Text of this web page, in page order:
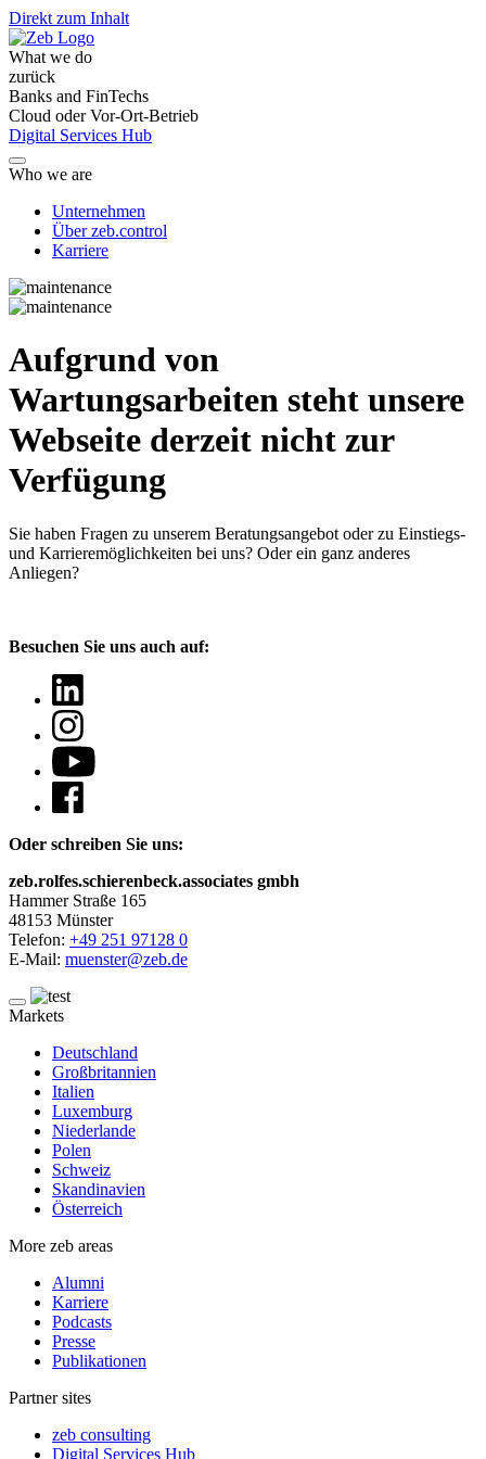
Direkt zum Inhalt
What we do
zurück
Banks and FinTechs
Cloud oder Vor-Ort-Betrieb
Digital Services Hub
Who we are
Unternehmen
Über zeb.control
Karriere
Aufgrund von
Wartungsarbeiten steht unsere
Webseite derzeit nicht zur
Verfügung
Sie haben Fragen zu unserem Beratungsangebot oder zu Einstiegs-
und Karrieremöglichkeiten bei uns? Oder ein ganz anderes
Anliegen?
Besuchen Sie uns auch auf:
Oder schreiben Sie uns:
zeb.rolfes.schierenbeck.associates gmbh
Hammer Straße 165
48153 Münster
Telefon: +49 251 97128 0
E-Mail: muenster@zeb.de
Markets
Deutschland
Großbritannien
Italien
Luxemburg
Niederlande
Polen
Schweiz
Skandinavien
Österreich
More zeb areas
Alumni
Karriere
Podcasts
Presse
Publikationen
Partner sites
zeb consulting
Digital Services Hub